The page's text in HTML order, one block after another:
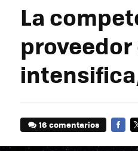
La
proveedor
16 comentarios